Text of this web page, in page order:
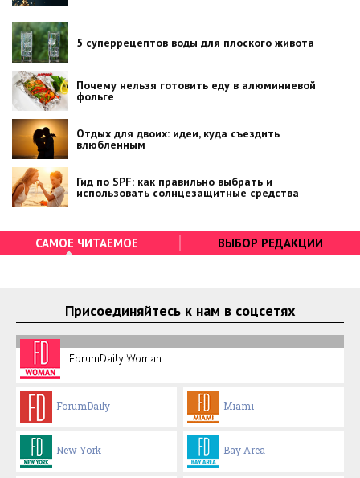
5 суперрецептов воды для плоского живота
Почему нельзя готовить еду в алюминиевой
фольге
Отдых для двоих: идеи, куда съездить
влюбленным
Гид по SPF: как правильно выбрать и
использовать солнцезащитные средства
САМОЕ ЧИТАЕМОЕ ВЫБОР РЕДАКЦИИ
Присоединяйтесь к нам в соцсетях
ForumDaily Woman
ForumDaily Miami
New York Bay Area